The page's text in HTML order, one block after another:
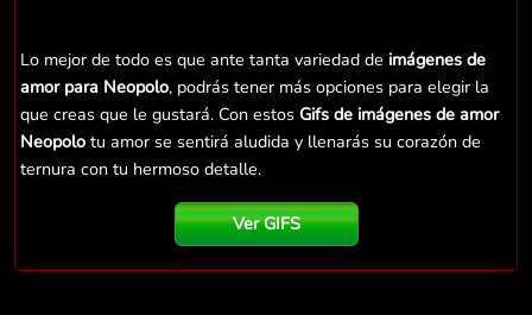
Lo mejor de todo es que ante tanta variedad de imágenes de
amor para Neopolo, podrás tener más opciones para elegir la
que creas que le gustará. Con estos Gifs de imágenes de amor
Neopolo tu amor se sentirá aludida y llenarás su corazón de
ternura con tu hermoso detalle.
Ver GIFS